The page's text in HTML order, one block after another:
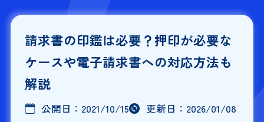
請求書の印鑑は必要？押印が必要な
ケースや電子請求書への対応方法も
解説
公開日： 2021/10/15 更新日： 2026/01/08